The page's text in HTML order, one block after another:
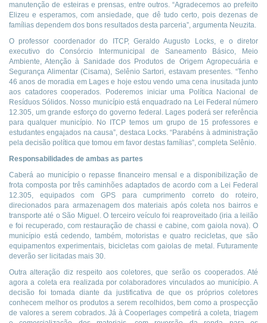
manutenção de esteiras e prensas, entre outros. “Agradecemos ao prefeito
Elizeu e esperamos, com ansiedade, que dê tudo certo, pois dezenas de
famílias dependem dos bons resultados desta parceria”, argumenta Neuzita.
O professor coordenador do ITCP, Geraldo Augusto Locks, e o diretor
executivo do Consórcio Intermunicipal de Saneamento Básico, Meio
Ambiente, Atenção à Sanidade dos Produtos de Origem Agropecuária e
Segurança Alimentar (Cisama), Selênio Sartori, estavam presentes. “Tenho
46 anos de moradia em Lages e hoje estou vendo uma cena inusitada junto
aos catadores cooperados. Poderemos iniciar uma Política Nacional de
Resíduos Sólidos. Nosso município está enquadrado na Lei Federal número
12.305, um grande esforço do governo federal. Lages poderá ser referência
para qualquer município. No ITCP temos um grupo de 15 professores e
estudantes engajados na causa”, destaca Locks. “Parabéns à administração
pela decisão política que tomou em favor destas famílias”, completa Selênio.
Responsabilidades de ambas as partes
Caberá ao município o repasse financeiro mensal e a disponibilização de
frota composta por três caminhões adaptados de acordo com a Lei Federal
12.305, equipados com GPS para cumprimento correto do roteiro,
direcionados para armazenagem dos materiais após coleta nos bairros e
transporte até o São Miguel. O terceiro veículo foi reaproveitado (iria a leilão
e foi recuperado, com restauração de chassi e cabine, com gaiola nova). O
município está cedendo, também, motoristas e quatro recicletas, que são
equipamentos experimentais, bicicletas com gaiolas de metal. Futuramente
deverão ser licitadas mais 30.
Outra alteração diz respeito aos coletores, que serão os cooperados. Até
agora a coleta era realizada por colaboradores vinculados ao município. A
decisão foi tomada diante da justificativa de que os próprios coletores
conhecem melhor os produtos a serem recolhidos, bem como a prospecção
de valores a serem cobrados. Já à Cooperlages competirá a coleta, triagem